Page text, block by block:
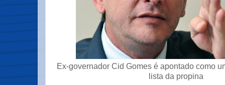
Ex-governador Cid Gomes é apontado como
lista da propina